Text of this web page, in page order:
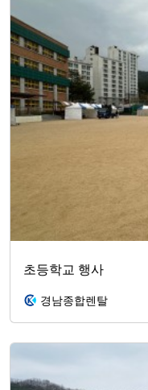
초등학교 행사
경남종합렌탈